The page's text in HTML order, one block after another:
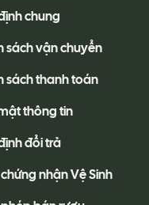
chung
sách vận chuyển
sách thanh toán
thông tin
đổi trả
nhận Vệ Sinh